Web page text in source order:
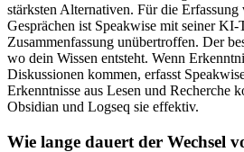
stärksten Alternativen. Für die Erfassung
Gesprächen ist Speakwise mit seiner KI-
Zusammenfassung unübertroffen. Der
wo dein Wissen entsteht. Wenn
Diskussionen kommen, erfasst
Erkenntnisse aus Lesen und Recherche
Obsidian und Logseq sie effektiv.
Wie lange dauert der Wechsel